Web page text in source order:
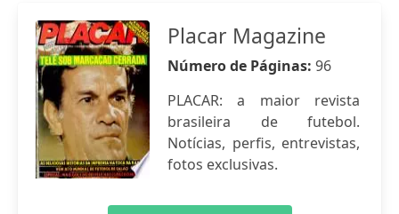
Placar Magazine
Número de Páginas: 96
PLACAR: a maior revista
brasileira de futebol.
Notícias, perfis, entrevistas,
fotos exclusivas.